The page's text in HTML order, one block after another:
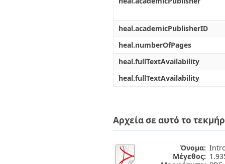
heal.academicPublisherID
heal.numberOfPages
heal.fullTextAvailability
heal.fullTextAvailability
Αρχεία σε αυτό το
Όνομα:
Μέγεθος: